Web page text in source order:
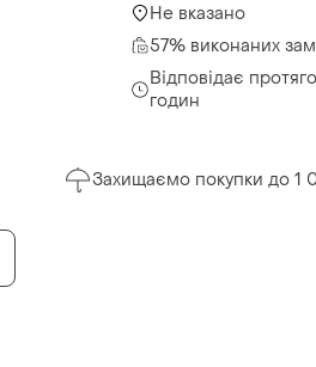
Не вказано
57% виконаних
Відповідає
годин
Захищаємо покупки до 1